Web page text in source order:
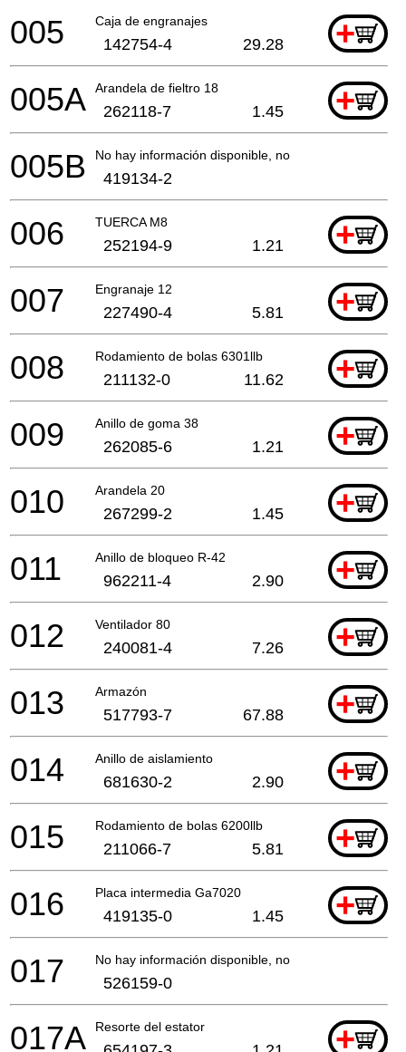
Caja de engranajes +
005 142754-4 29.28
Arandela de fieltro 18 +
005A 262118-7 1.45
No hay información disponible, no se puede pedir
005B 419134-2
TUERCA M8 +
006 252194-9 1.21
Engranaje 12 +
007 227490-4 5.81
Rodamiento de bolas 6301llb +
008 211132-0 11.62
Anillo de goma 38 +
009 262085-6 1.21
Arandela 20 +
010 267299-2 1.45
Anillo de bloqueo R-42 +
011 962211-4 2.90
Ventilador 80 +
012 240081-4 7.26
Armazón +
013 517793-7 67.88
Anillo de aislamiento +
014 681630-2 2.90
Rodamiento de bolas 6200llb +
015 211066-7 5.81
Placa intermedia Ga7020 +
016 419135-0 1.45
No hay información disponible, no se puede pedir
017 526159-0
Resorte del estator +
017A